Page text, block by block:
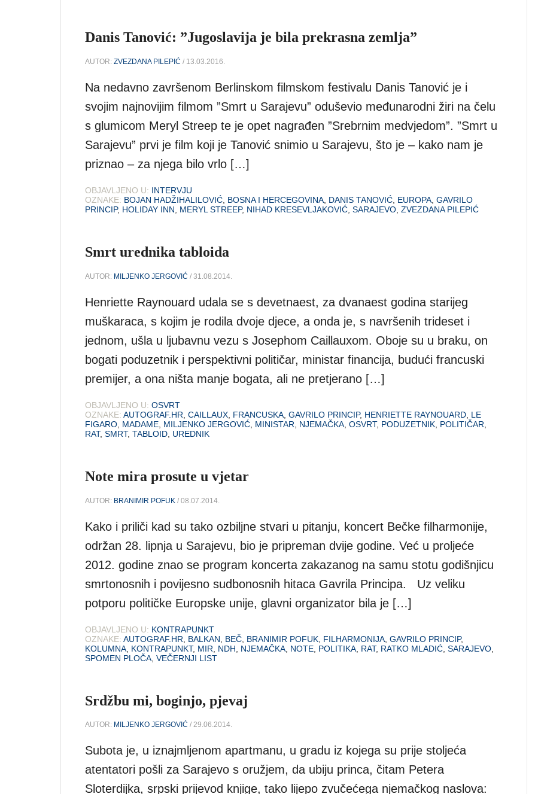
Danis Tanović: ”Jugoslavija je bila prekrasna zemlja”
AUTOR: ZVEZDANA PILEPIĆ / 13.03.2016.
Na nedavno završenom Berlinskom filmskom festivalu Danis Tanović je i
svojim najnovijim filmom ”Smrt u Sarajevu” oduševio međunarodni žiri na čelu
s glumicom Meryl Streep te je opet nagrađen ”Srebrnim medvjedom”. ”Smrt u
Sarajevu” prvi je film koji je Tanović snimio u Sarajevu, što je – kako nam je
priznao – za njega bilo vrlo […]
OBJAVLJENO U: INTERVJU
OZNAKE: BOJAN HADŽIHALILOVIĆ BOSNA I HERCEGOVINA DANIS TANOVIĆ EUROPA GAVRILO
PRINCIP, HOLIDAY INN MERYL STREEP, NIHAD KRESEVLJAKOVIĆ SARAJEVO ZVEZDANA PILEPIĆ
Smrt urednika tabloida
AUTOR: MILJENKO JERGOVIĆ / 31.08.2014.
Henriette Raynouard udala se s devetnaest, za dvanaest godina starijeg
muškaraca, s kojim je rodila dvoje djece, a onda je, s navršenih trideset i
jednom, ušla u ljubavnu vezu s Josephom Caillauxom. Oboje su u braku, on
bogati poduzetnik i perspektivni političar, ministar financija, budući francuski
premijer, a ona ništa manje bogata, ali ne pretjerano […]
OBJAVLJENO U: OSVRT
OZNAKE: AUTOGRAF.HR CAILLAUX FRANCUSKA GAVRILO PRINCIP, HENRIETTE RAYNOUARD LE
FIGARO MADAME MILJENKO JERGOVIĆ MINISTAR NJEMAČKA OSVRT, PODUZETNIK POLITIČAR
RAT, SMRT, TABLOID UREDNIK
Note mira prosute u vjetar
AUTOR: BRANIMIR POFUK / 08.07.2014.
Kako i priliči kad su tako ozbiljne stvari u pitanju, koncert Bečke filharmonije,
održan 28. lipnja u Sarajevu, bio je pripreman dvije godine. Već u proljeće
2012. godine znao se program koncerta zakazanog na samu stotu godišnjicu
smrtonosnih i povijesno sudbonosnih hitaca Gavrila Principa. Uz veliku
potporu političke Europske unije, glavni organizator bila je […]
OBJAVLJENO U: KONTRAPUNKT
OZNAKE: AUTOGRAF.HR BALKAN BEČ BRANIMIR POFUK FILHARMONIJA GAVRILO PRINCIP,
KOLUMNA KONTRAPUNKT, MIR NDH NJEMAČKA NOTE POLITIKA RAT, RATKO MLADIĆ SARAJEVO
SPOMEN PLOČA VEČERNJI LIST
Srdžbu mi, boginjo, pjevaj
AUTOR: MILJENKO JERGOVIĆ / 29.06.2014.
Subota je, u iznajmljenom apartmanu, u gradu iz kojega su prije stoljeća
atentatori pošli za Sarajevo s oružjem, da ubiju princa, čitam Petera
Sloterdijka, srpski prijevod knjige, tako lijepo zvučećega njemačkog naslova: